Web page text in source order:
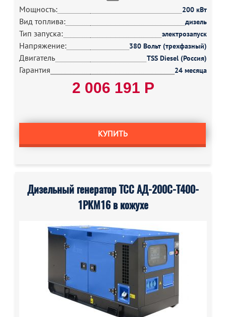
Мощность:
200 кВт
Вид топлива: дизель
Тип запуска: электрозапуск
Напряжение: 380 Вольт (трехфазный)
Двигатель TSS Diesel (Россия)
Гарантия 24 месяца
2 006 191 Р
КУПИТЬ
Дизельный генератор ТСС АД-200С-Т400-
1РКМ16 в кожухе